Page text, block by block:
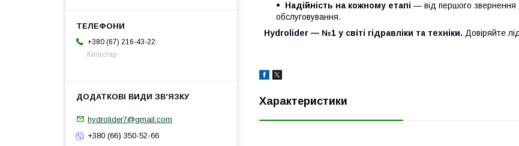
Надійність на кожному етапі — від першого звернення
обслуговування.
Hydrolider — №1 у світі гідравліки та техніки. Довіряйте
Характеристики
+380 (67) 216-43-22
Київстар
hydrolider7@gmail.com
+380 (66) 350-52-66